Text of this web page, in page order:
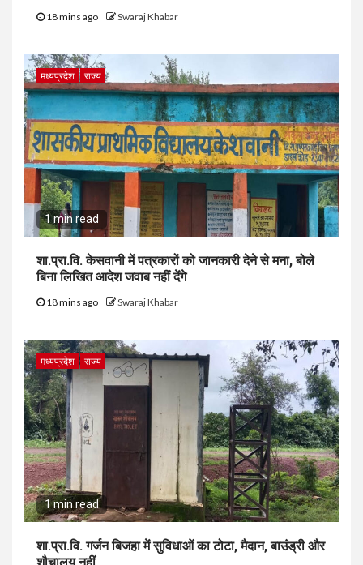
18 mins ago Swaraj Khabar
मध्यप्रदेश राज्य
1 min read
शा.प्रा.वि. केसवानी में पत्रकारों को जानकारी देने से मना, बोले
बिना लिखित आदेश जवाब नहीं देंगे
18 mins ago Swaraj Khabar
मध्यप्रदेश राज्य
1 min read
शा.प्रा.वि. गर्जन बिजहा में सुविधाओं का टोटा, मैदान, बाउंड्री और